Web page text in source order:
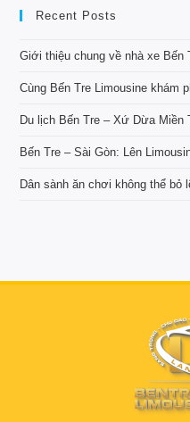
Recent Posts
Giới thiệu chung về nhà xe Bến
Cùng Bến Tre Limousine khám
Du lịch Bến Tre – Xứ Dừa
Bến Tre – Sài Gòn: Lên
Dân sành ăn chơi không thể